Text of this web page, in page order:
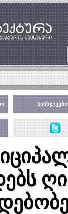
სიახლეები